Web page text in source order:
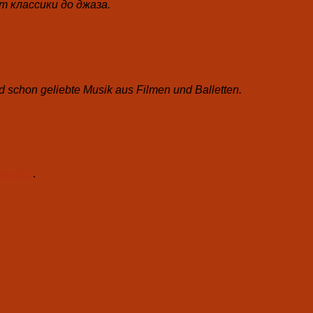
до джаза.
geliebte Musik aus Filmen und Balletten.
.